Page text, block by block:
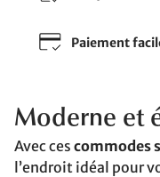
Paiement
Moderne et
Avec ces commodes
l’endroit idéal pour